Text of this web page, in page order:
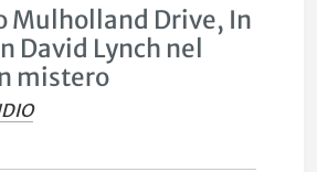
Mulholland Drive, In
David Lynch nel
mistero